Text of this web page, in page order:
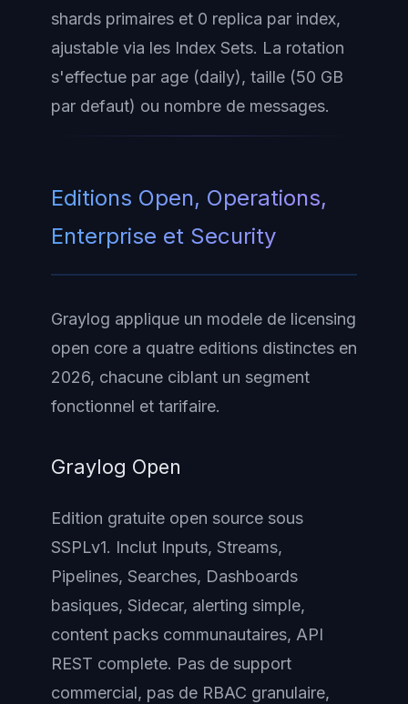
shards primaires et 0 replica par index,
ajustable via les Index Sets. La rotation
s'effectue par age (daily), taille (50 GB
par defaut) ou nombre de messages.
Editions Open, Operations,
Enterprise et Security
Graylog applique un modele de licensing
open core a quatre editions distinctes en
2026, chacune ciblant un segment
fonctionnel et tarifaire.
Graylog Open
Edition gratuite open source sous
SSPLv1. Inclut Inputs, Streams,
Pipelines, Searches, Dashboards
basiques, Sidecar, alerting simple,
content packs communautaires, API
REST complete. Pas de support
commercial, pas de RBAC granulaire,